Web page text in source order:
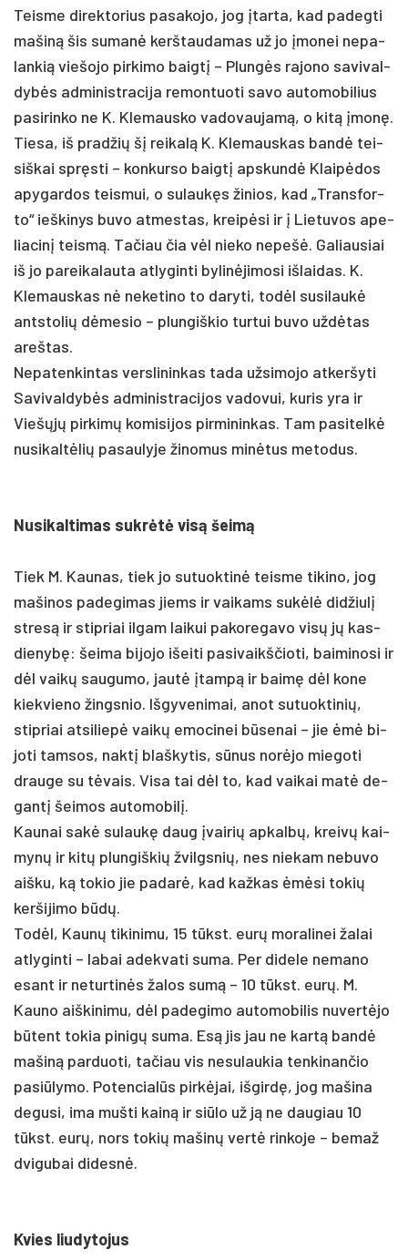
Teis­me di­rek­to­rius pa­sa­ko­jo, jog įtar­ta, kad pa­deg­ti
ma­šiną šis su­manė kerš­tau­da­mas už jo įmo­nei ne­pa­
lan­kią vie­šo­jo pir­ki­mo baigtį – Plungės ra­jo­no sa­vi­val­
dybės ad­mi­nist­ra­ci­ja re­mon­tuo­ti sa­vo au­to­mo­bi­lius
pa­si­rin­ko ne K. Kle­maus­ko va­do­vau­jamą, o kitą įmonę.
Tie­sa, iš pra­džių šį rei­kalą K. Kle­maus­kas bandė tei­
siš­kai spręsti – kon­kur­so baigtį ap­skundė Klaipė­dos
apy­gar­dos teis­mui, o su­laukęs ži­nios, kad „Trans­for­
to“ ieš­ki­nys bu­vo at­mes­tas, kreipė­si ir į Lie­tu­vos ape­
lia­cinį teismą. Ta­čiau čia vėl nie­ko ne­pešė. Ga­liau­siai
iš jo pa­rei­ka­lau­ta at­ly­gin­ti by­linė­ji­mo­si iš­lai­das. K.
Kle­maus­kas nė ne­ke­ti­no to da­ry­ti, todėl su­si­laukė
ant­sto­lių dėme­sio – plun­giš­kio tur­tui bu­vo uždė­tas
areš­tas.
Ne­pa­ten­kin­tas vers­li­nin­kas ta­da už­si­mo­jo at­ker­šy­ti
Sa­vi­val­dybės ad­mi­nist­ra­ci­jos va­do­vui, ku­ris yra ir
Viešųjų pir­kimų ko­mi­si­jos pir­mi­nin­kas. Tam pa­si­telkė
nu­si­kaltė­lių pa­sau­ly­je ži­no­mus minė­tus me­to­dus.
Nu­si­kal­ti­mas su­krėtė visą šeimą
Tiek M. Kau­nas, tiek jo su­tuok­tinė teis­me ti­ki­no, jog
ma­ši­nos pa­de­gi­mas jiems ir vai­kams su­kėlė did­žiulį
stresą ir stip­riai il­gam lai­kui pa­ko­re­ga­vo visų jų kas­
die­nybę: šei­ma bi­jo­jo išei­ti pa­si­vaikš­čio­ti, bai­mi­no­si ir
dėl vaikų sau­gu­mo, jautė įtampą ir baimę dėl ko­ne
kiek­vie­no žings­nio. Iš­gy­ve­ni­mai, anot su­tuok­ti­nių,
stip­riai at­si­liepė vaikų emo­ci­nei būse­nai – jie ėmė bi­
jo­ti tam­sos, naktį blaš­ky­tis, sūnus norė­jo mie­go­ti
drau­ge su tėvais. Vi­sa tai dėl to, kad vai­kai matė de­
gantį šei­mos au­to­mo­bilį.
Kau­nai sakė su­laukę daug įvai­rių ap­kalbų, kreivų kai­
mynų ir kitų plun­giš­kių žvilgs­nių, nes nie­kam ne­bu­vo
aiš­ku, ką to­kio jie pa­darė, kad kaž­kas ėmėsi to­kių
ker­ši­ji­mo būdų.
Todėl, Kaunų ti­ki­ni­mu, 15 tūkst. eurų mo­ra­li­nei ža­lai
at­ly­gin­ti – la­bai adek­va­ti su­ma. Per di­de­le ne­ma­no
esant ir ne­tur­tinės ža­los sumą – 10 tūkst. eurų. M.
Kau­no aiš­ki­ni­mu, dėl pa­de­gi­mo au­to­mo­bi­lis nu­vertė­jo
būtent to­kia pi­nigų su­ma. Esą jis jau ne kartą bandė
ma­šiną par­duo­ti, ta­čiau vis ne­su­lau­kia ten­ki­nan­čio
pa­si­ūly­mo. Po­ten­cialūs pirkė­jai, iš­girdę, jog ma­ši­na
de­gu­si, ima muš­ti kainą ir siū­lo už ją ne daugiau 10
tūkst. eurų, nors to­kių ma­ši­nų vertė rin­ko­je – be­maž
dvi­gu­bai di­desnė.
Kvies liu­dy­to­jus